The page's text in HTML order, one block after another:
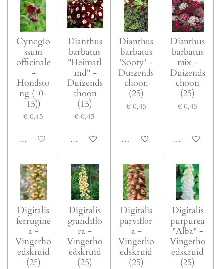
Cynoglo
ssum
officinale
-
Hondsto
ng (10-
15))
€ 0,45
In winkelwagen
Dianthus
barbatus
"Heimatl
and" -
Duizends
choon
(15)
€ 0,45
In winkelwagen
Dianthus
barbatus
'Sooty' -
Duizends
choon
(25)
€ 0,45
In winkelwagen
Dianthus
barbatus
mix -
Duizends
choon
(25)
€ 0,45
In
Digitalis
ferrugine
a -
Vingerho
edskruid
(25)
Digitalis
grandiflo
ra -
Vingerho
edskruid
(25)
Digitalis
parviflor
a -
Vingerho
edskruid
(25)
Digitalis
purpurea
"Alba" -
Vingerho
edskruid
(25)